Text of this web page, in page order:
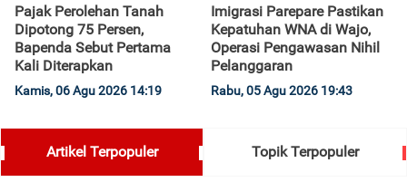
Pajak Perolehan Tanah
Dipotong 75 Persen,
Bapenda Sebut Pertama
Kali Diterapkan
Kamis, 06 Agu 2026 14:19
Imigrasi Parepare Pastikan
Kepatuhan WNA di Wajo,
Operasi Pengawasan Nihil
Pelanggaran
Rabu, 05 Agu 2026 19:43
Artikel Terpopuler Topik Terpopuler